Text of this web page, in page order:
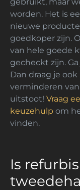
worden. Het is
nieuwe
goedkoper zijn.
van hele goede
gecheckt zijn.
Dan draag je
verminderen van
uitstoot! Vraag
keuzehulp om
vinden.
Is